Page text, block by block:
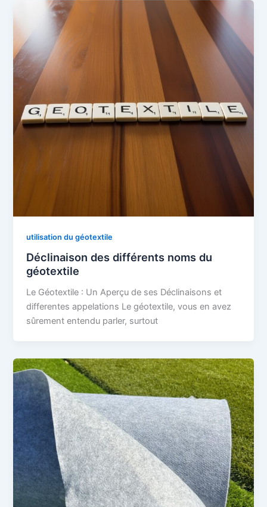
utilisation du géotextile
Déclinaison des différents noms du
géotextile
Le Géotextile : Un Aperçu de ses Déclinaisons et
differentes appelations Le géotextile, vous en avez
sûrement entendu parler, surtout